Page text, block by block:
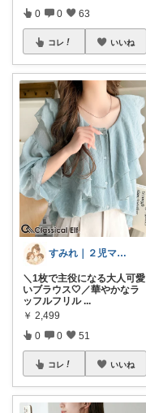
0 0 63
コレ いいね
すみれ｜２児ママの推しアイテム
＼1枚で主役になる大人可愛
いブラウス🤍／華やかなラ
ッフルフリル ...
￥ 2,499
0 0 51
コレ いいね